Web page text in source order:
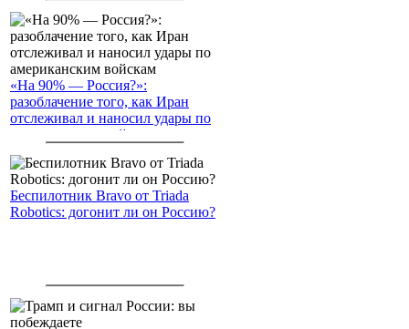
«На 90% — Россия?»:
разоблачение того, как Иран
отслеживал и наносил удары по
американским войскам
Беспилотник Bravo от Triada
Robotics: догонит ли он Россию?